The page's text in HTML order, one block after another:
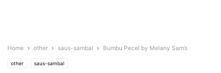
Home other saus-sambal Bumbu Pecel by Melany Sam’s
other saus-sambal